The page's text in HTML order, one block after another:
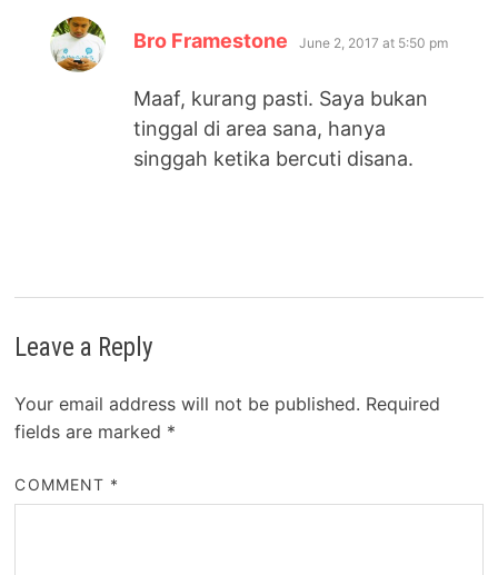
Bro Framestone says:
June 2, 2017 at 5:50 pm
Maaf, kurang pasti. Saya bukan
tinggal di area sana, hanya
singgah ketika bercuti disana.
Leave a Reply
Your email address will not be published. Required
fields are marked *
COMMENT *